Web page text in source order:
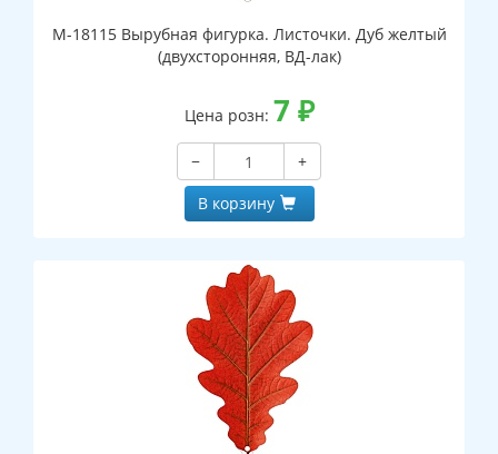
М-18115 Вырубная фигурка. Листочки. Дуб желтый
(двухсторонняя, ВД-лак)
Цена розн: 7 ₽
−
+
В корзину